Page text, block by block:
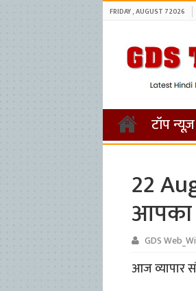
FRIDAY , AUGUST 7 2026
टॉप न्यूज़
22
आपका
GDS
आज व्यापार